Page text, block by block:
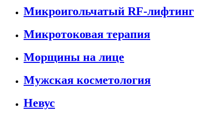
Микроигольчатый RF-лифтинг
Микротоковая терапия
Морщины на лице
Мужская косметология
Невус